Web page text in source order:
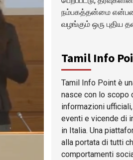
நம்பகத்தன்மை என்பன
வழங்கும் ஒரு புதிய
Tamil Info
Tamil Info Point è
nasce con lo scopo
informazioni
eventi e vicende di
in Italia. Una
alla portata di tutti
comportamenti